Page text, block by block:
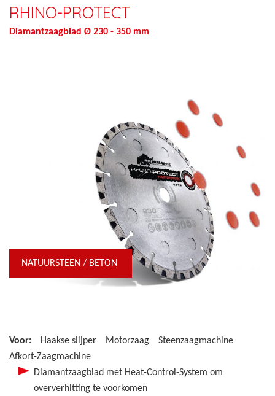
RHINO-PROTECT
Diamantzaagblad Ø 230 - 350 mm
NATUURSTEEN / BETON
Voor: Haakse slijper Motorzaag
Steenzaagmachine
Afkort-Zaagmachine
Diamantzaagblad met Heat-Control-System om
oververhitting te voorkomen